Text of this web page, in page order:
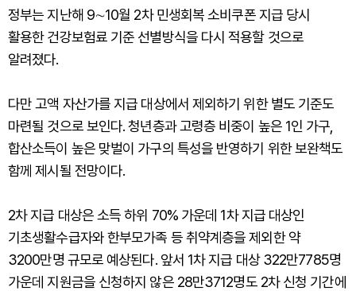
정부는 지난해 9∼10월 2차 민생회복 소비쿠폰 지급 당시
활용한 건강보험료 기준 선별방식을 다시 적용할 것으로
알려졌다.
다만 고액 자산가를 지급 대상에서 제외하기 위한 별도 기준도
마련될 것으로 보인다. 청년층과 고령층 비중이 높은 1인 가구,
합산소득이 높은 맞벌이 가구의 특성을 반영하기 위한 보완책도
함께 제시될 전망이다.
2차 지급 대상은 소득 하위 70% 가운데 1차 지급 대상인
기초생활수급자와 한부모가족 등 취약계층을 제외한 약
3200만명 규모로 예상된다. 앞서 1차 지급 대상 322만7785명
가운데 지원금을 신청하지 않은 28만3712명도 2차 신청 기간에